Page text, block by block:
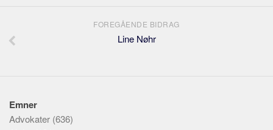
FOREGÅENDE BIDRAG
Line Nøhr
Emner
Advokater (636)